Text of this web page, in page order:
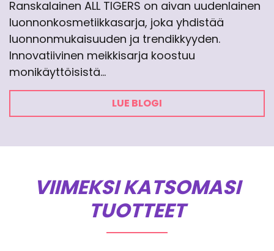
Ranskalainen ALL TIGERS on aivan uudenlainen
luonnonkosmetiikkasarja, joka yhdistää
luonnonmukaisuuden ja trendikkyyden.
Innovatiivinen meikkisarja koostuu
monikäyttöisistä…
LUE BLOGI
VIIMEKSI KATSOMASI
TUOTTEET